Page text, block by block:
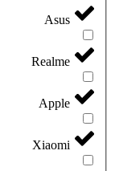
Asus
Realme
Apple
Xiaomi